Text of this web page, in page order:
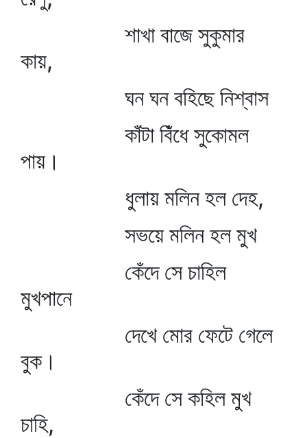
শাখা বাজে সুকুমার
কায়,
ঘন ঘন বহিছে নিশ্বাস
কাঁটা বিঁধে সুকোমল
পায়।
ধুলায় মলিন হল দেহ,
সভয়ে মলিন হল মুখ
কেঁদে সে চাহিল
মুখপানে
দেখে মোর ফেটে গেলে
বুক।
কেঁদে সে কহিল মুখ
চাহি,